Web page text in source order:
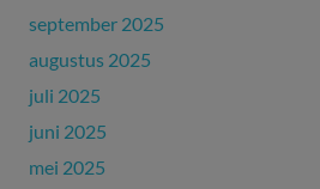
september 2025
augustus 2025
juli 2025
juni 2025
mei 2025